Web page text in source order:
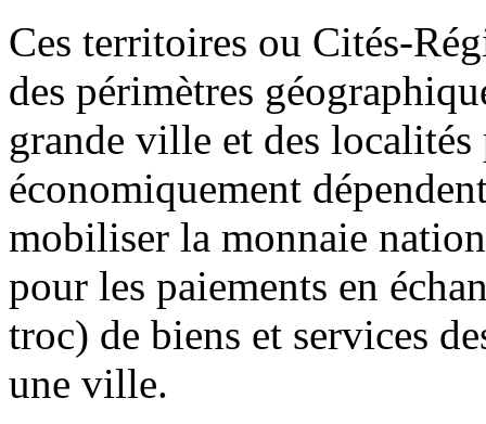
Ces territoires ou Cités-
des périmètres
grande ville et des
économiquement
mobiliser la monnaie
pour les paiements en
troc) de biens et services
une ville.